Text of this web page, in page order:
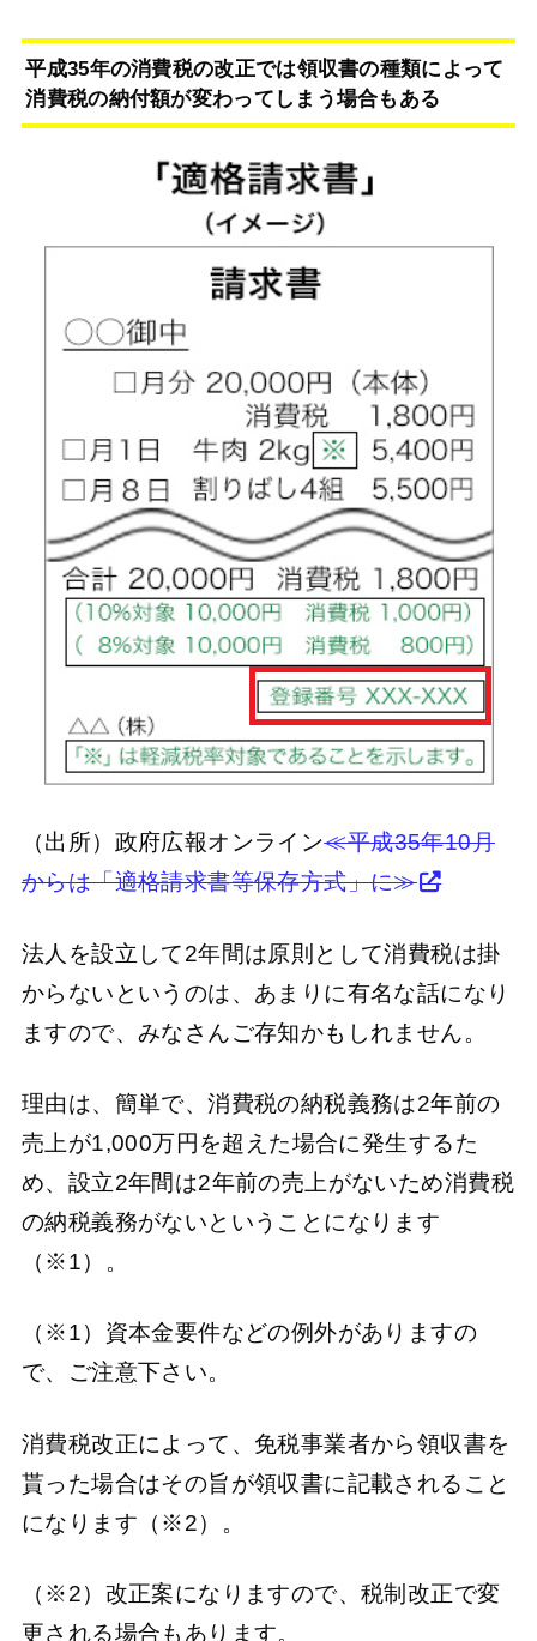
平成35年の消費税の改正では領収書の種類によって
消費税の納付額が変わってしまう場合もある
（出所）政府広報オンライン≪平成35年10月
からは「適格請求書等保存方式」に≫
法人を設立して2年間は原則として消費税は掛
からないというのは、あまりに有名な話になり
ますので、みなさんご存知かもしれません。
理由は、簡単で、消費税の納税義務は2年前の
売上が1,000万円を超えた場合に発生するた
め、設立2年間は2年前の売上がないため消費税
の納税義務がないということになります
（※1）。
（※1）資本金要件などの例外がありますの
で、ご注意下さい。
消費税改正によって、免税事業者から領収書を
貰った場合はその旨が領収書に記載されること
になります（※2）。
（※2）改正案になりますので、税制改正で変
更される場合もあります。